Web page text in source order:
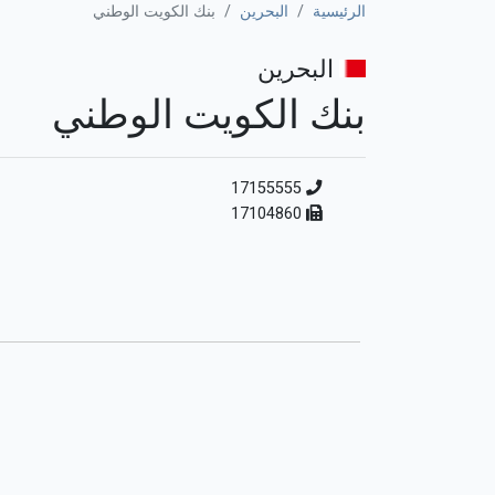
الرئيسية البحرين بنك الكويت الوطني
البحرين
بنك الكويت الوطني